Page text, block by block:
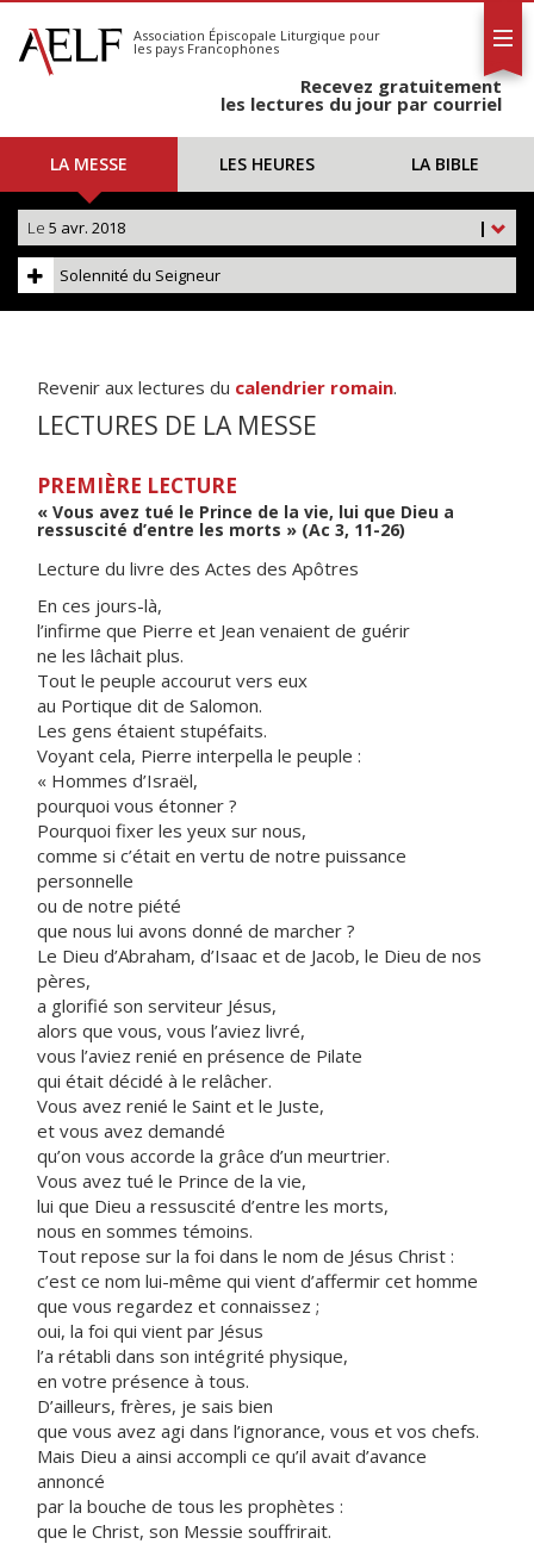
S'abonner
Calendrier
Association Épiscopale Liturgique pour
les pays Francophones
Recevez gratuitement
les lectures du jour par courriel
LA MESSE LES HEURES LA BIBLE
|
Le 5 avr. 2018
Solennité du Seigneur
Revenir aux lectures du calendrier romain.
LECTURES DE LA MESSE
PREMIÈRE LECTURE
« Vous avez tué le Prince de la vie, lui que Dieu a
ressuscité d’entre les morts » (Ac 3, 11-26)
Lecture du livre des Actes des Apôtres
En ces jours-là,
l’infirme que Pierre et Jean venaient de guérir
ne les lâchait plus.
Tout le peuple accourut vers eux
au Portique dit de Salomon.
Les gens étaient stupéfaits.
Voyant cela, Pierre interpella le peuple :
« Hommes d’Israël,
pourquoi vous étonner ?
Pourquoi fixer les yeux sur nous,
comme si c’était en vertu de notre puissance
personnelle
ou de notre piété
que nous lui avons donné de marcher ?
Le Dieu d’Abraham, d’Isaac et de Jacob, le Dieu de nos
pères,
a glorifié son serviteur Jésus,
alors que vous, vous l’aviez livré,
vous l’aviez renié en présence de Pilate
qui était décidé à le relâcher.
Vous avez renié le Saint et le Juste,
et vous avez demandé
qu’on vous accorde la grâce d’un meurtrier.
Vous avez tué le Prince de la vie,
lui que Dieu a ressuscité d’entre les morts,
nous en sommes témoins.
Tout repose sur la foi dans le nom de Jésus Christ :
c’est ce nom lui-même qui vient d’affermir cet homme
que vous regardez et connaissez ;
oui, la foi qui vient par Jésus
l’a rétabli dans son intégrité physique,
en votre présence à tous.
D’ailleurs, frères, je sais bien
que vous avez agi dans l’ignorance, vous et vos chefs.
Mais Dieu a ainsi accompli ce qu’il avait d’avance
annoncé
par la bouche de tous les prophètes :
que le Christ, son Messie souffrirait.